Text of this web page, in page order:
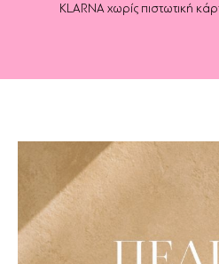
KLARNA χωρίς πιστωτική